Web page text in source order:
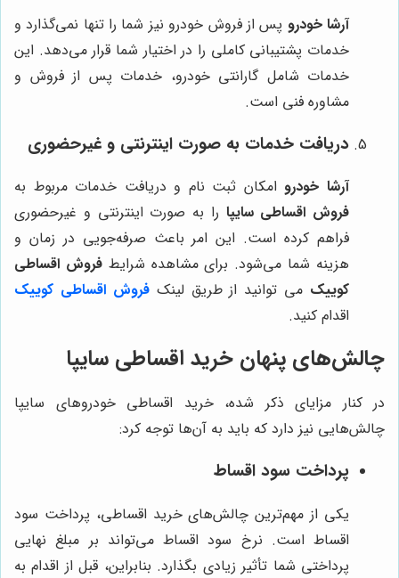
آرشا خودرو پس از فروش خودرو نیز شما را تنها نمی‌گذارد و
خدمات پشتیبانی کاملی را در اختیار شما قرار می‌دهد. این
خدمات شامل گارانتی خودرو، خدمات پس از فروش و
مشاوره فنی است.
دریافت خدمات به صورت اینترنتی و غیرحضوری
آرشا خودروامکان ثبت نام و دریافت خدمات مربوط به
فروش اقساطی سایپا را به صورت اینترنتی و غیرحضوری
فراهم کرده است. این امر باعث صرفه‌جویی در زمان و
هزینه شما می‌شود. برای مشاهده شرایطفروش اقساطی
کوییک می توانید از طریق لینکفروش اقساطی کوییک
اقدام کنید.
چالش‌های پنهان خرید اقساطی سایپا
در کنار مزایای ذکر شده، خرید اقساطی خودروهای سایپا
چالش‌هایی نیز دارد که باید به آن‌ها توجه کرد:
پرداخت سود اقساط
یکی از مهم‌ترین چالش‌های خرید اقساطی، پرداخت سود
اقساط است. نرخ سود اقساط می‌تواند بر مبلغ نهایی
پرداختی شما تأثیر زیادی بگذارد. بنابراین، قبل از اقدام به